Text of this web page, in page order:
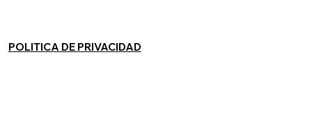
POLITICA DE PRIVACIDAD